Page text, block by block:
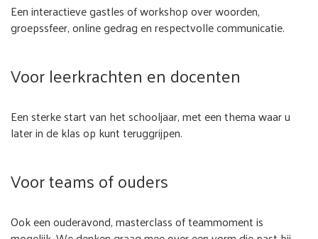
Een interactieve gastles of workshop over woorden,
groepssfeer, online gedrag en respectvolle communicatie.
Voor leerkrachten en docenten
Een sterke start van het schooljaar, met een thema waar u
later in de klas op kunt teruggrijpen.
Voor teams of ouders
Ook een ouderavond, masterclass of teammoment is